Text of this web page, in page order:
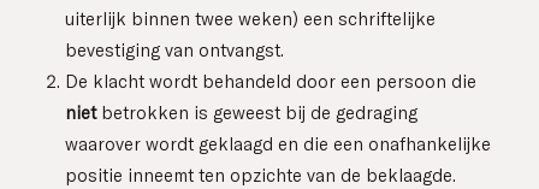
uiterlijk binnen twee weken) een schriftelijke
bevestiging van ontvangst.
De klacht wordt behandeld door een persoon die
nietbetrokken is geweest bij de gedraging
waarover wordt geklaagd en die een onafhankelijke
positie inneemt ten opzichte van de beklaagde.